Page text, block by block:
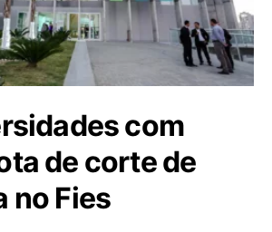
com
de corte de
no Fies